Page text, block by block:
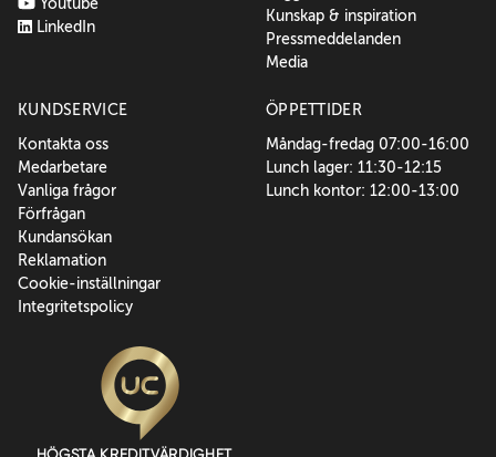
Youtube
LinkedIn
Kunskap & inspiration
Pressmeddelanden
Media
KUNDSERVICE
Kontakta oss
Medarbetare
Vanliga frågor
Förfrågan
Kundansökan
Reklamation
Cookie-inställningar
Integritetspolicy
ÖPPETTIDER
Måndag-fredag 07:00-16:00
Lunch lager: 11:30-12:15
Lunch kontor: 12:00-13:00